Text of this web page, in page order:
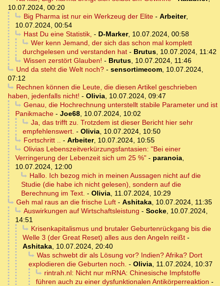
10.07.2024, 00:20
Big Pharma ist nur ein Werkzeug der Elite- Arbeiter,
10.07.2024, 00:54
Hast Du eine Statistik, - D-Marker, 10.07.2024, 00:58
Wer kenn Jemand, der sich das schon mal komplett
durchgelesen und verstanden hat - Brutus, 10.07.2024, 11:42
Wissen zerstört Glauben! - Brutus, 10.07.2024, 11:46
Und da steht die Welt noch?- sensortimecom, 10.07.2024,
07:12
Rechnen können die Leute, die diesen Artikel geschrieben
haben, jedenfalls nicht! - Olivia, 10.07.2024, 09:47
Genau, die Hochrechnung unterstellt stabile Parameter und ist
Panikmache - Joe68, 10.07.2024, 10:02
Ja, das trifft zu. Trotzdem ist dieser Bericht hier sehr
empfehlenswert. - Olivia, 10.07.2024, 10:50
Fortschritt .. - Arbeiter, 10.07.2024, 10:55
Olivias Lebenszeitverkürzungsfantasien: "Bei einer
Verringerung der Lebenzeit sich um 25 %" - paranoia,
10.07.2024, 12:00
Hallo. Ich bezog mich in meinen Aussagen nicht auf die
Studie (die habe ich nicht gelesen), sondern auf die
Berechnung im Text. - Olivia, 11.07.2024, 10:29
Geh mal raus an die frische Luft- Ashitaka, 10.07.2024, 11:35
Auswirkungen auf Wirtschaftsleistung - Socke, 10.07.2024,
14:51
Krisenkapitalismus und brutaler Geburtenrückgang bis die
Welle 3 (der Great Reset) alles aus den Angeln reißt -
Ashitaka, 10.07.2024, 20:40
Was schwebt dir als Lösung vor? Indien? Afrika? Dort
explodieren die Geburten noch. - Olivia, 11.07.2024, 10:37
rintrah.nl: Nicht nur mRNA: Chinesische Impfstoffe
führen auch zu einer dysfunktionalen Antikörperreaktion -